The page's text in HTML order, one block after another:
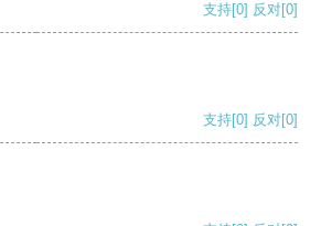
支持[0] 反对[0]
支持[0] 反对[0]